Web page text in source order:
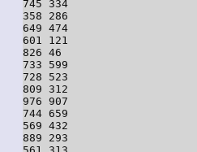
745 334
358 286
649 474
601 121
826 46
733 599
728 523
809 312
976 907
744 659
569 432
889 293